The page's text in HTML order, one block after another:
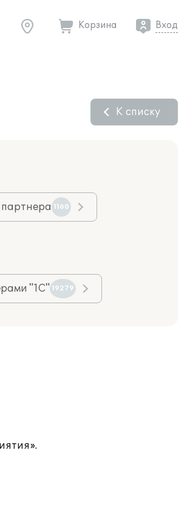
Корзина Вход
К списку
1160
"1С" 19279